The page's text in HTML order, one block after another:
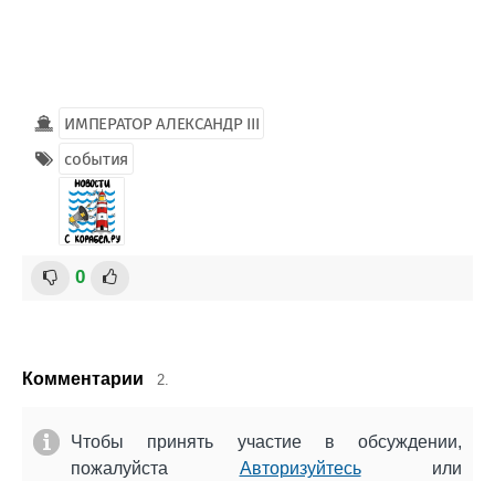
ИМПЕРАТОР АЛЕКСАНДР III
события
0
Комментарии 2.
Чтобы принять участие в обсуждении,
пожалуйста Авторизуйтесьили